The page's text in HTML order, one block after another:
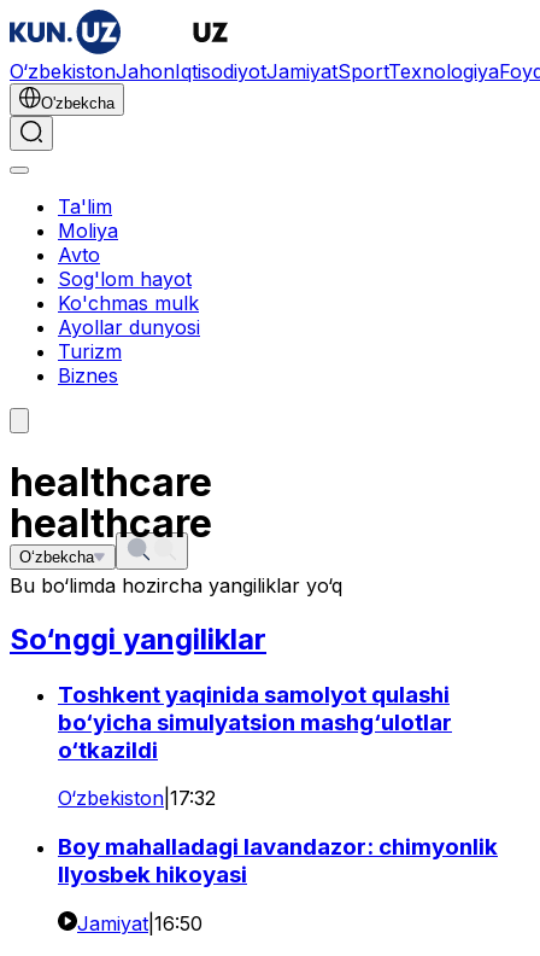
O‘zbekistonJahonIqtisodiyotJamiyatSportTexnologiya
O'zbekcha
Ta'lim
Moliya
Avto
Sog'lom hayot
Ko'chmas mulk
Ayollar dunyosi
Turizm
Biznes
healthcare
O‘zbekcha
healthcare
Bu bo‘limda hozircha yangiliklar yo‘q
So‘nggi yangiliklar
Toshkent yaqinida samolyot qulashi
bo‘yicha simulyatsion mashg‘ulotlar
o‘tkazildi
O‘zbekiston 17:32
Boy mahalladagi lavandazor: chimyonlik
Ilyosbek hikoyasi
Jamiyat 16:50